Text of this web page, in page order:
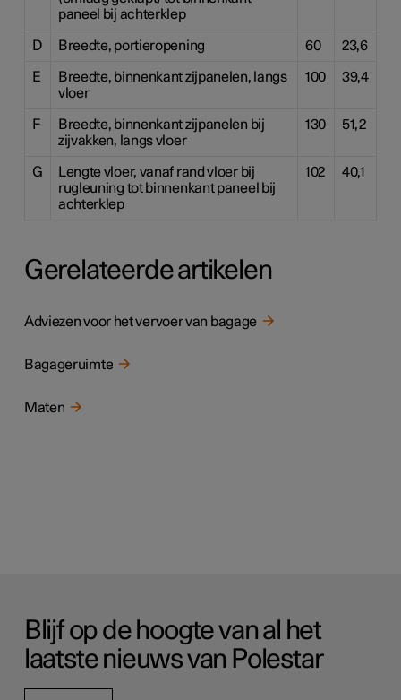
paneel bij achterklep
D Breedte, portieropening 60 23,6
E
Breedte, binnenkant zijpanelen, langs
vloer
100 39,4
F
Breedte, binnenkant zijpanelen bij
zijvakken, langs vloer
130 51,2
G
Lengte vloer, vanaf rand vloer bij
rugleuning tot binnenkant paneel bij
achterklep
102 40,1
Gerelateerde artikelen
Adviezen voor het vervoer van bagage
Bagageruimte
Maten
Blijf op de hoogte van al het
laatste nieuws van Polestar